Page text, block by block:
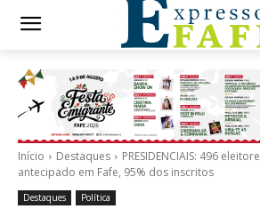
Início Destaques
PRESIDENCIAIS: 496
antecipado em Fafe, 95% dos inscritos
Destaques Política